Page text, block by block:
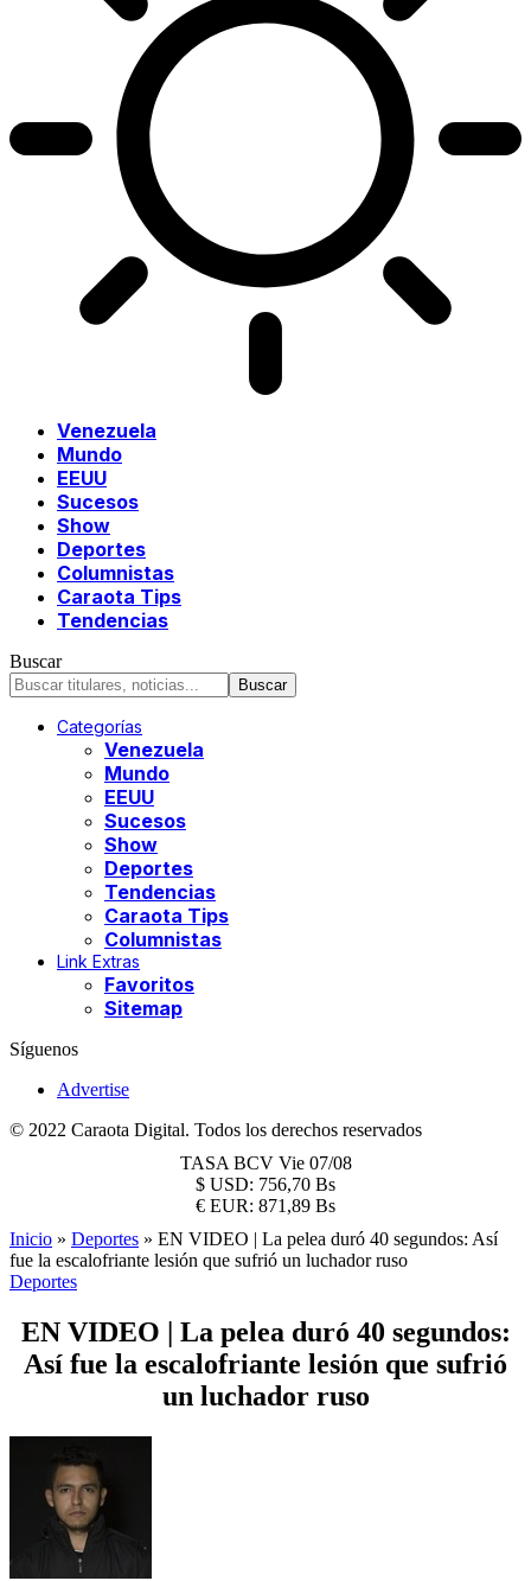
Venezuela
Mundo
EEUU
Sucesos
Show
Deportes
Columnistas
Caraota Tips
Tendencias
Buscar
Categorías
Venezuela
Mundo
EEUU
Sucesos
Show
Deportes
Tendencias
Caraota Tips
Columnistas
Link Extras
Favoritos
Sitemap
Síguenos
Advertise
© 2022 Caraota Digital. Todos los derechos reservados
TASA BCV Vie 07/08
$ USD: 756,70 Bs
€ EUR: 871,89 Bs
Inicio » Deportes » EN VIDEO | La pelea duró 40 segundos: Así
fue la escalofriante lesión que sufrió un luchador ruso
Deportes
EN VIDEO | La pelea duró 40 segundos:
Así fue la escalofriante lesión que sufrió
un luchador ruso